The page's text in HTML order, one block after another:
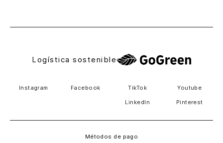
Logística sostenible
Instagram Facebook TikTok Youtube
LinkedIn Pinterest
Métodos de pago